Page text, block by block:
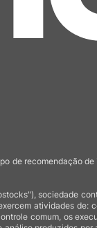
de recomendação
sociedade
atividades de:
comum, os